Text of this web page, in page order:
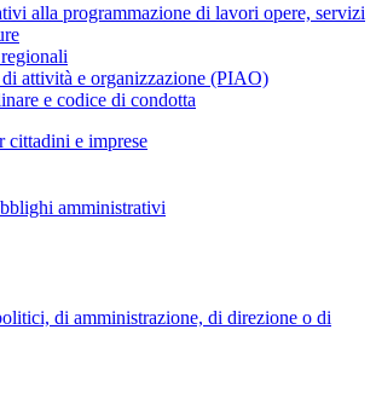
alla programmazione di lavori opere, servizi
attività e organizzazione (PIAO)
e codice di condotta
cittadini e imprese
amministrativi
di amministrazione, di direzione o di